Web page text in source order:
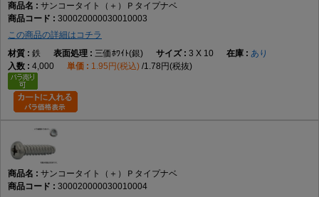
サンコータイト（＋）Ｐタイプナベ
300020000030010003
この商品の詳細はコチラ
鉄
三価ﾎﾜｲﾄ(銀) 3 X 10
あり
4,000
1.95円(税込) 1.78円(税抜)
サンコータイト（＋）Ｐタイプナベ
300020000030010004